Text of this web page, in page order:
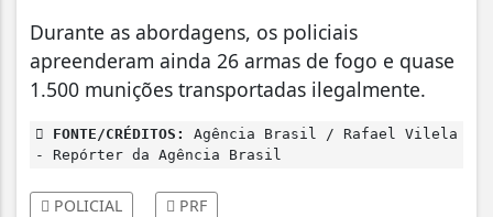
Durante as abordagens, os policiais
apreenderam ainda 26 armas de fogo e quase
1.500 munições transportadas ilegalmente.
FONTE/CRÉDITOS:
Agência Brasil / Rafael Vilela
- Repórter da Agência Brasil
POLICIAL PRF